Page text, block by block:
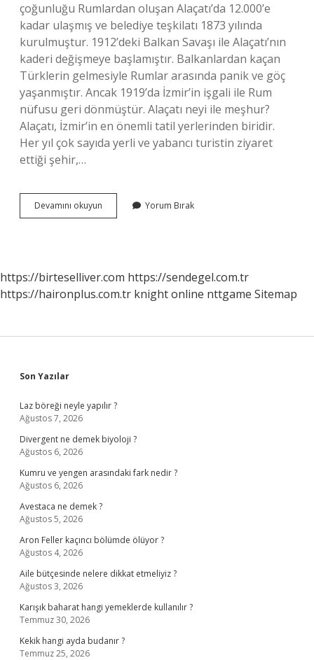
çoğunluğu Rumlardan oluşan Alaçatı’da 12.000’e
kadar ulaşmış ve belediye teşkilatı 1873 yılında
kurulmuştur. 1912’deki Balkan Savaşı ile Alaçatı’nın
kaderi değişmeye başlamıştır. Balkanlardan kaçan
Türklerin gelmesiyle Rumlar arasında panik ve göç
yaşanmıştır. Ancak 1919’da İzmir’in işgali ile Rum
nüfusu geri dönmüştür. Alaçatı neyi ile meşhur?
Alaçatı, İzmir’in en önemli tatil yerlerinden biridir.
Her yıl çok sayıda yerli ve yabancı turistin ziyaret
ettiği şehir,…
Devamını okuyun
Ismi
Yorum Bırak
https://birteselliver.com https://sendegel.com.tr
https://haironplus.com.tr knight online nttgame Sitemap
Sidebar
Son Yazılar
Laz böreği neyle yapılır ?
Ağustos 7, 2026
Divergent ne demek biyoloji ?
Ağustos 6, 2026
Kumru ve yengen arasındaki fark nedir ?
Ağustos 6, 2026
Avestaca ne demek ?
Ağustos 5, 2026
Aron Feller kaçıncı bölümde ölüyor ?
Ağustos 4, 2026
Aile bütçesinde nelere dikkat etmeliyiz ?
Ağustos 3, 2026
Karışık baharat hangi yemeklerde kullanılır ?
Temmuz 30, 2026
Kekik hangi ayda budanır ?
Temmuz 25, 2026